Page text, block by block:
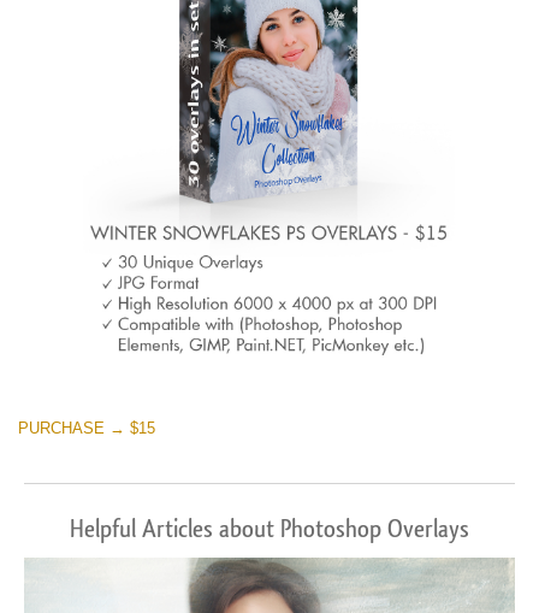
PURCHASE → $15
Helpful Articles about Photoshop Overlays